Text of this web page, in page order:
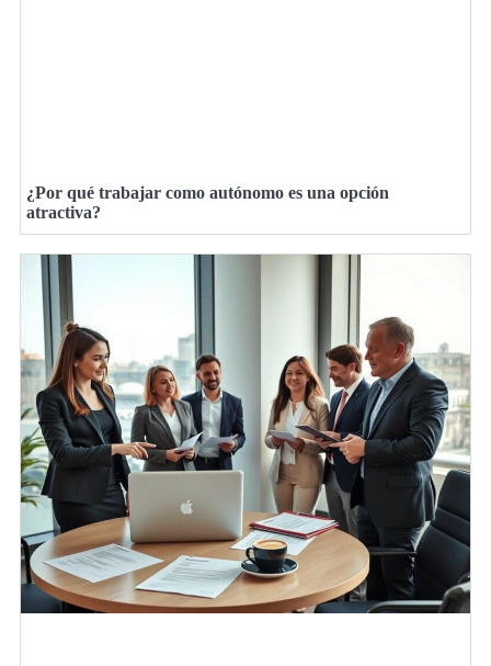
¿Por qué trabajar como autónomo es una opción
atractiva?